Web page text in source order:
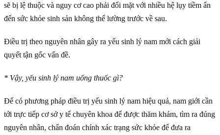
sẽ bị lệ thuộc và nguy cơ cao phải đối mặt với nhiều hệ lụy tiềm ẩn
đến sức khỏe sinh sản không thể lường trước về sau.
Điều trị theo nguyên nhân gây ra yếu sinh lý nam mới cách giải
quyết tận gốc vấn đề.
* Vậy, yếu sinh lý nam uống thuốc gì?
Để có phương pháp điều trị yếu sinh lý nam hiệu quả, nam giới cần
tới trực tiếp cơ sở y tế chuyên khoa để được thăm khám, tìm ra đúng
nguyên nhân, chẩn đoán chính xác trạng sức khỏe để đưa ra